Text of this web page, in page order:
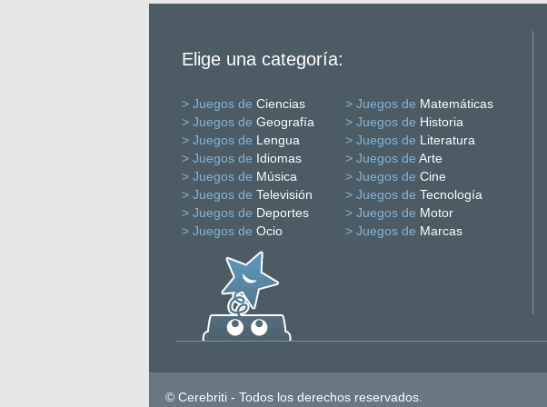
Elige una categoría:
> Juegos de Ciencias > Juegos de Matemáticas
> Juegos de Geografía > Juegos de Historia
> Juegos de Lengua > Juegos de Literatura
> Juegos de Idiomas > Juegos de Arte
> Juegos de Música > Juegos de Cine
> Juegos de Televisión > Juegos de Tecnología
> Juegos de Deportes > Juegos de Motor
> Juegos de Ocio > Juegos de Marcas
© Cerebriti - Todos los derechos reservados.